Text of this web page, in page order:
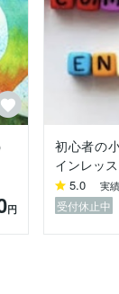
円
初心者の
インレッ
5.0 実績
受付休止中